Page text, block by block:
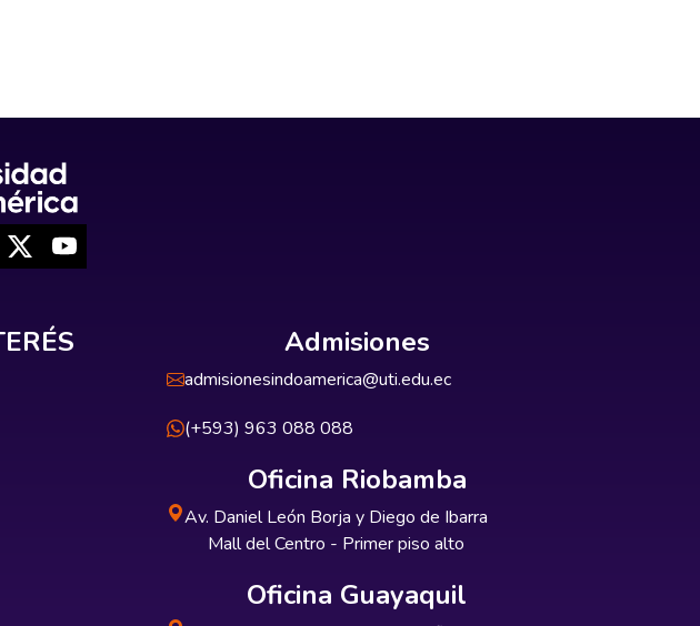
Admisiones
admisionesindoamerica@uti.edu.ec
(+593) 963 088 088
Oficina Riobamba
Av. Daniel León Borja y Diego de Ibarra
Mall del Centro - Primer piso alto
Oficina Guayaquil